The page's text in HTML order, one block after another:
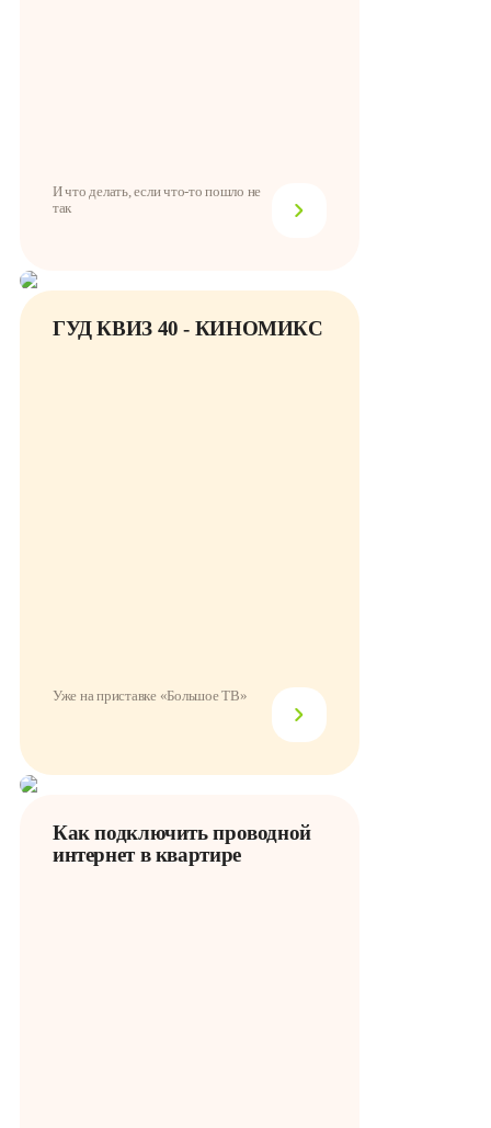
И что делать, если что-то пошло не
так
ГУД КВИЗ 40 - КИНОМИКС
Уже на приставке «Большое ТВ»
Как подключить проводной
интернет в квартире